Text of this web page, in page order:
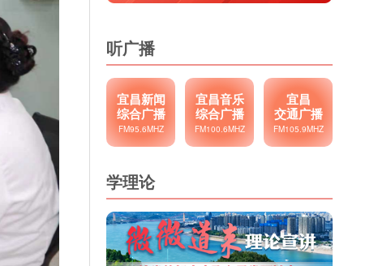
听广播
宜昌新闻
综合广播
FM95.6MHZ
宜昌音乐
综合广播
FM100.6MHZ
宜昌
交通广播
FM105.9MHZ
学理论